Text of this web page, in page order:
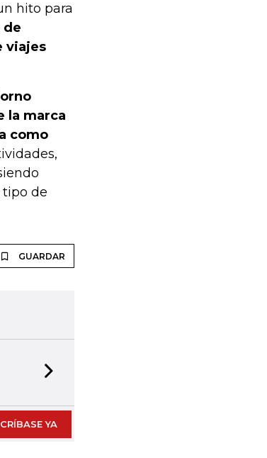
hito para
de
viajes
la marca
como
de
GUARDAR
YA